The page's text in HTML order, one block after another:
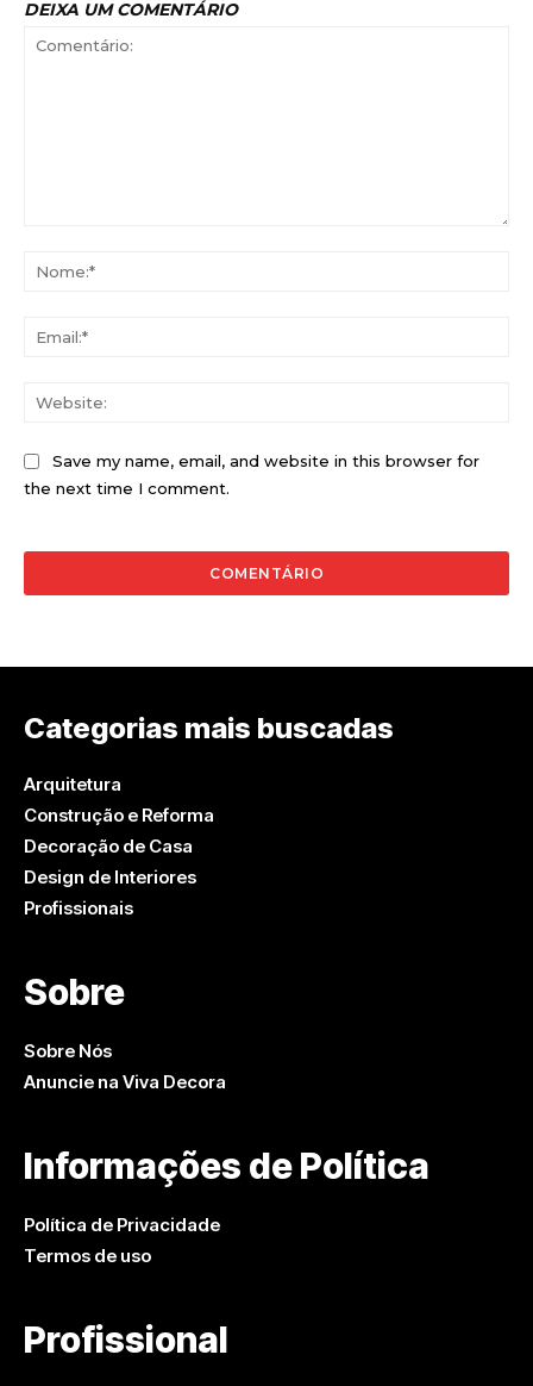
DEIXA UM COMENTÁRIO
Save my name, email, and website in this browser for
the next time I comment.
Categorias mais buscadas
Arquitetura
Construção e Reforma
Decoração de Casa
Design de Interiores
Profissionais
Sobre
Sobre Nós
Anuncie na Viva Decora
Informações de Política
Política de Privacidade
Termos de uso
Profissional